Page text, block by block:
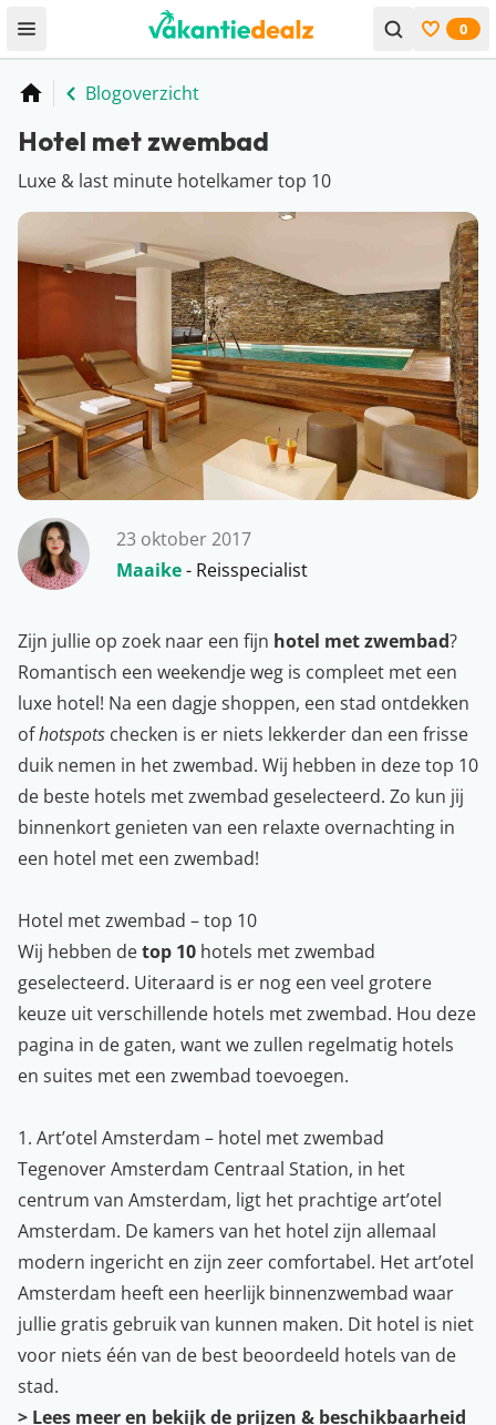
Open menu Bekijk
0
Home
Blogoverzicht
Hotel met zwembad
Luxe & last minute hotelkamer top 10
23 oktober 2017
Maaike- Reisspecialist
Zijn jullie op zoek naar een fijn hotel met zwembad?
Romantisch een weekendje weg is compleet met een
luxe hotel! Na een dagje shoppen, een stad ontdekken
ofhotspots checken is er niets lekkerder dan een frisse
duik nemen in het zwembad. Wij hebben in deze top 10
de beste hotels met zwembad geselecteerd. Zo kun jij
binnenkort genieten van een relaxte overnachting in
een hotel met een zwembad!
Hotel met zwembad – top 10
Wij hebben detop 10 hotels met zwembad
geselecteerd. Uiteraard is er nog een veel grotere
keuze uit verschillende hotels met zwembad. Hou deze
pagina in de gaten, want we zullen regelmatig hotels
en suites met een zwembad toevoegen.
1. Art’otel Amsterdam – hotel met zwembad
Tegenover Amsterdam Centraal Station, in het
centrum van Amsterdam, ligt het prachtige art’otel
Amsterdam. De kamers van het hotel zijn allemaal
modern ingericht en zijn zeer comfortabel. Het art’otel
Amsterdam heeft een heerlijk binnenzwembad waar
jullie gratis gebruik van kunnen maken. Dit hotel is niet
voor niets één van de best beoordeeld hotels van de
stad.
> Lees meer en bekijk de prijzen & beschikbaarheid